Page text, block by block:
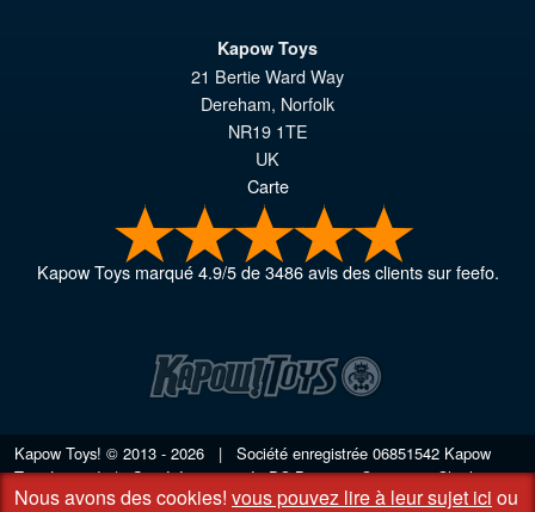
Kapow Toys
21 Bertie Ward Way
Dereham, Norfolk
NR19 1TE
UK
Carte
Kapow Toysmarqué4.9/5de3486avis des clients sur feefo.
Kapow Toys! © 2013 - 2026 | Société enregistrée 06851542 Kapow
Toys Limited | Société enregistrée DC Business Centre, 10 Charles
Wood Rd, Rash's Green, Dereham, Norfolk NR19 1SX | VAT GB
Nous avons des cookies! vous pouvez lire à leur sujet ici ou